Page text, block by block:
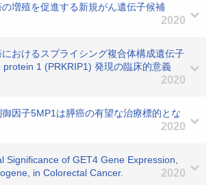
増殖を促進する新規がん遺伝子候補
2020
おけるスプライシング複合体構成遺伝子
protein 1 (PRKRIP1) 発現の臨床的意義
2020
因子5MP1は膵癌の有望な治療標的とな
2020
Significance of GET4 Gene Expression,
in Colorectal Cancer.
2020